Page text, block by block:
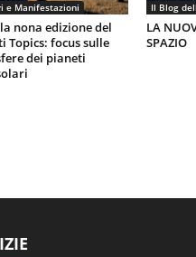
e Manifestazioni
nona edizione del
Topics: focus sulle
dei pianeti
Il Blog
LA
SPAZIO